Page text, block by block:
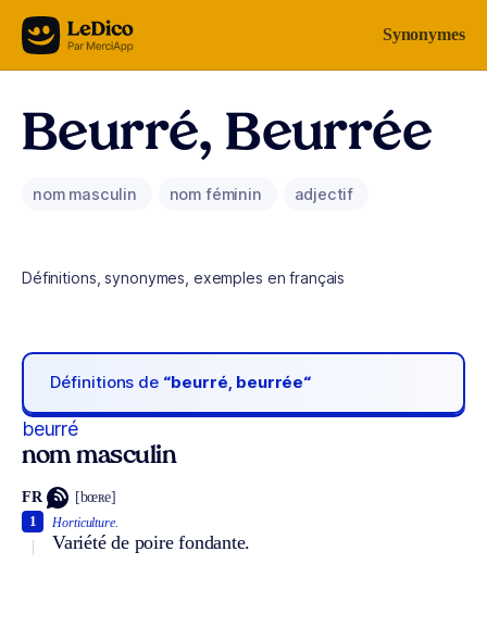
Aller au contenu Synonymes
Beurré, Beurrée
nom masculin nom féminin adjectif
Définitions, synonymes, exemples en français
Définitions de “beurré, beurrée“
beurré
nom masculin
FR [bœʀe]
Horticulture.
Variété de poire fondante.
1